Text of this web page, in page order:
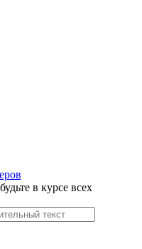
в курсе всех